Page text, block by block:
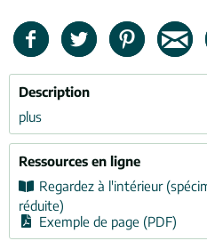
Description
plus
Ressources en ligne
Regardez à l'intérieur
réduite)
Exemple de page (PDF)